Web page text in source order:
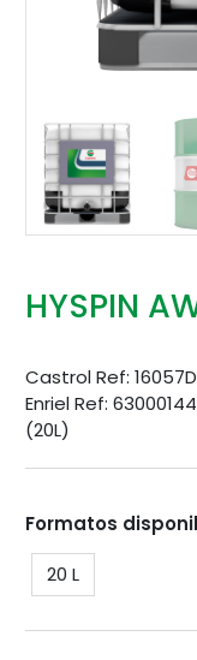
HYSPIN
Castrol Ref: 16057D
Enriel Ref:
(20L)
Formatos
20 L